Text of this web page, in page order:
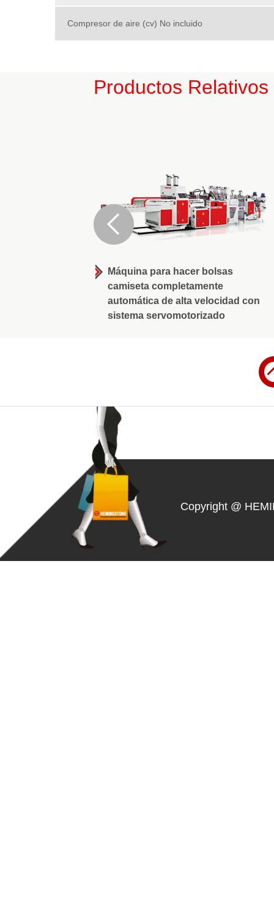
Compresor de aire (cv) No incluido
Productos Relativos
Máquina para hacer bolsas
camiseta completamente
automática de alta velocidad con
sistema servomotorizado
Copyright @